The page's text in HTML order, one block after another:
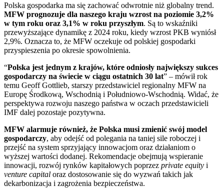
Polska gospodarka ma się zachować odwrotnie niż globalny trend.
MFW prognozuje dla naszego kraju wzrost na poziomie 3,2%
w tym roku oraz 3,1% w roku przyszłym. Są to wskaźniki
przewyższające dynamikę z 2024 roku, kiedy wzrost PKB wyniósł
2,9%. Oznacza to, że MFW oczekuje od polskiej gospodarki
przyspieszenia po okresie spowolnienia.
“Polska jest jednym z krajów, które odniosły największy sukces
gospodarczy na świecie w ciągu ostatnich 30 lat” – mówił rok
temu Geoff Gottlieb, starszy przedstawiciel regionalny MFW na
Europę Środkową, Wschodnią i Południowo-Wschodnią. Widać, że
perspektywa rozwoju naszego państwa w oczach przedstawicieli
IMF dalej pozostaje pozytywna.
MFW alarmuje również, że Polska musi zmienić swój model
gospodarczy, aby odejść od polegania na taniej sile roboczej i
przejść na system sprzyjający innowacjom oraz działaniom o
wyższej wartości dodanej. Rekomendacje obejmują wspieranie
innowacji, rozwój rynków kapitałowych poprzez private equity i
venture capital oraz dostosowanie się do wyzwań takich jak
dekarbonizacja i zagrożenia bezpieczeństwa.